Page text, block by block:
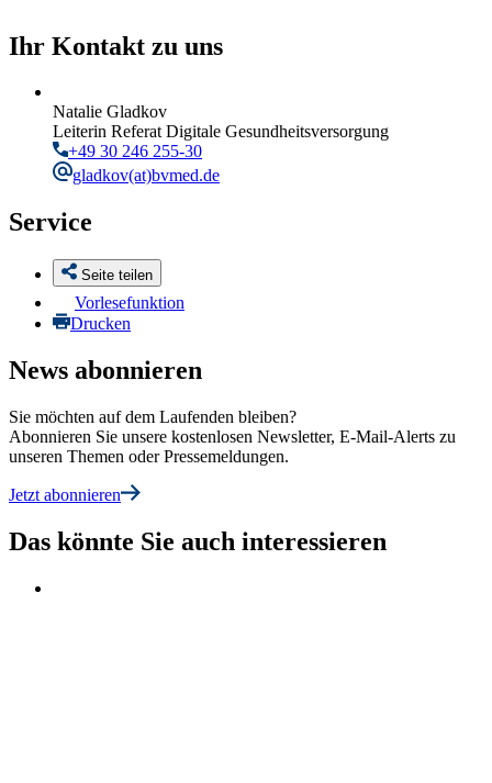
Ihr Kontakt zu uns
Natalie Gladkov
Leiterin Referat Digitale Gesundheitsversorgung
+49 30 246 255-30
gladkov(at)bvmed.de
Service
Seite teilen
Vorlesefunktion
Drucken
News abonnieren
Sie möchten auf dem Laufenden bleiben?
Abonnieren Sie unsere kostenlosen Newsletter, E-Mail-Alerts zu
unseren Themen oder Pressemeldungen.
Jetzt abonnieren
Das könnte Sie auch interessieren